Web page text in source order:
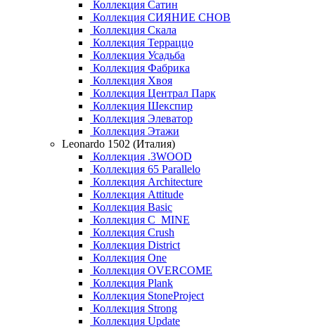
Коллекция Сатин
Коллекция СИЯНИЕ СНОВ
Коллекция Скала
Коллекция Терраццо
Коллекция Усадьба
Коллекция Фабрика
Коллекция Хвоя
Коллекция Централ Парк
Коллекция Шекспир
Коллекция Элеватор
Коллекция Этажи
Leonardo 1502 (Италия)
Коллекция .3WOOD
Коллекция 65 Parallelo
Коллекция Architecture
Коллекция Attitude
Коллекция Basic
Коллекция C_MINE
Коллекция Crush
Коллекция District
Коллекция One
Коллекция OVERCOME
Коллекция Plank
Коллекция StoneProject
Коллекция Strong
Коллекция Update